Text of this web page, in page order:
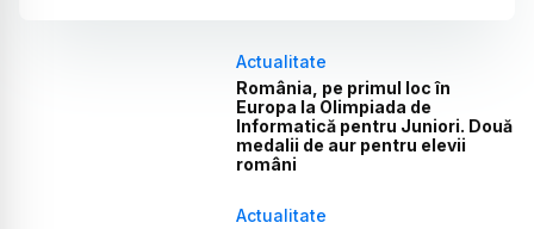
Actualitate
România, pe primul loc în
Europa la Olimpiada de
Informatică pentru Juniori. Două
medalii de aur pentru elevii
români
Actualitate